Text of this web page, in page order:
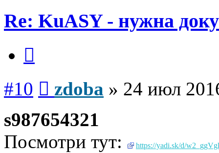
Re: KuASY - нужна
#10 zdoba » 24 июл
s987654321
Посмотри тут:
https://yadi.sk/d/